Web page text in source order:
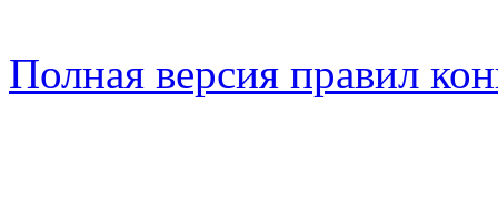
Полная версия правил